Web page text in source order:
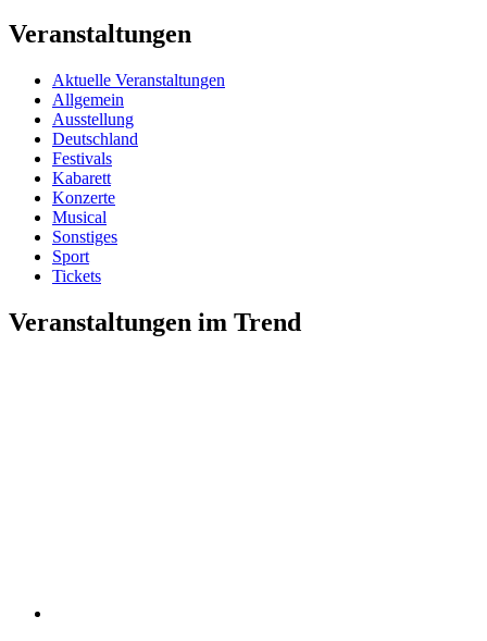
Veranstaltungen
Aktuelle Veranstaltungen
Allgemein
Ausstellung
Deutschland
Festivals
Kabarett
Konzerte
Musical
Sonstiges
Sport
Tickets
Veranstaltungen im Trend